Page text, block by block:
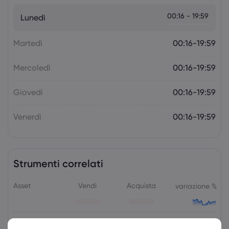
della politica monetaria si sposta sulla
Lunedì 00:16 - 19:59
Martedì 00:16-19:59
Mercoledì 00:16-19:59
Giovedi 00:16-19:59
Venerdì 00:16-19:59
Strumenti correlati
Asset Vendi Acquista variazione %